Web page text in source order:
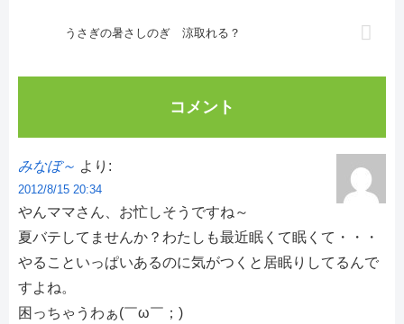
うさぎの暑さしのぎ 涼取れる？
コメント
みなぼ～ より:
2012/8/15 20:34
やんママさん、お忙しそうですね～
夏バテしてませんか？わたしも最近眠くて眠くて・・・
やることいっぱいあるのに気がつくと居眠りしてるんで
すよね。
困っちゃうわぁ(￣ω￣；)